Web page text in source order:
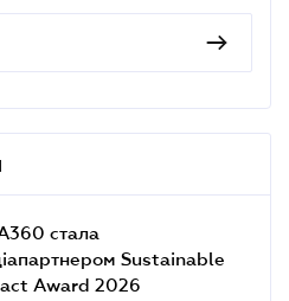
стала
Sustainable
Award 2026